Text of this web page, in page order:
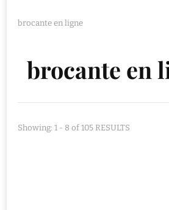
brocante en ligne
brocante en
Showing: 1 - 8 of 105 RESULTS